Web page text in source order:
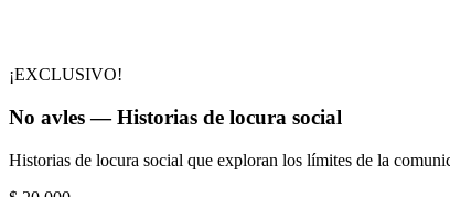
¡EXCLUSIVO!
No avles — Historias de locura social
Historias de locura social que exploran los límites de la